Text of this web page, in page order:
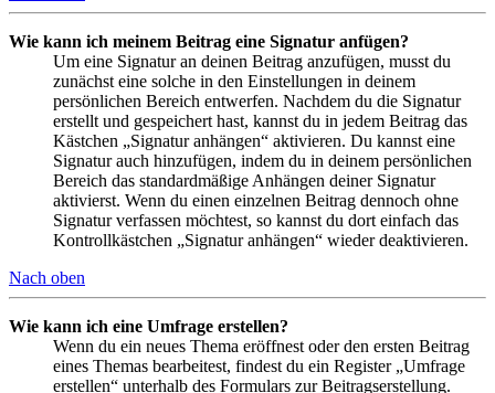
Wie kann ich meinem Beitrag eine Signatur anfügen?
Um eine Signatur an deinen Beitrag anzufügen, musst du
zunächst eine solche in den Einstellungen in deinem
persönlichen Bereich entwerfen. Nachdem du die Signatur
erstellt und gespeichert hast, kannst du in jedem Beitrag das
Kästchen „Signatur anhängen“ aktivieren. Du kannst eine
Signatur auch hinzufügen, indem du in deinem persönlichen
Bereich das standardmäßige Anhängen deiner Signatur
aktivierst. Wenn du einen einzelnen Beitrag dennoch ohne
Signatur verfassen möchtest, so kannst du dort einfach das
Kontrollkästchen „Signatur anhängen“ wieder deaktivieren.
Nach oben
Wie kann ich eine Umfrage erstellen?
Wenn du ein neues Thema eröffnest oder den ersten Beitrag
eines Themas bearbeitest, findest du ein Register „Umfrage
erstellen“ unterhalb des Formulars zur Beitragserstellung.